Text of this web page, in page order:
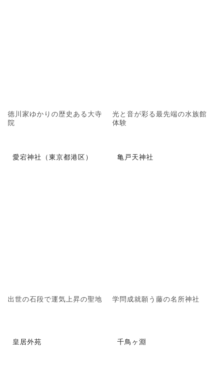
徳川家ゆかりの歴史ある大寺
院
光と音が彩る最先端の水族館
体験
愛宕神社（東京都港区）
出世の石段で運気上昇の聖地
亀戸天神社
学問成就願う藤の名所神社
皇居外苑 千鳥ヶ淵